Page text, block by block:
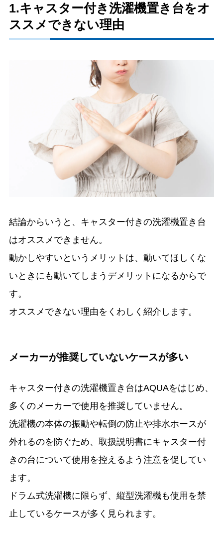
1.キャスター付き洗濯機置き台をオ
ススメできない理由
結論からいうと、キャスター付きの洗濯機置き台
はオススメできません。
動かしやすいというメリットは、動いてほしくな
いときにも動いてしまうデメリットになるからで
す。
オススメできない理由をくわしく紹介します。
メーカーが推奨していないケースが多い
キャスター付きの洗濯機置き台はAQUAをはじめ、
多くのメーカーで使用を推奨していません。
洗濯機の本体の振動や転倒の防止や排水ホースが
外れるのを防ぐため、取扱説明書にキャスター付
きの台について使用を控えるよう注意を促してい
ます。
ドラム式洗濯機に限らず、縦型洗濯機も使用を禁
止しているケースが多く見られます。